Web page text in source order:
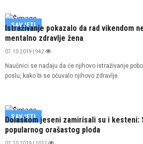
SAVJETI
Istraživanje pokazalo da rad vikendom
mentalno zdravlje žena
07.10.2019 | 942
Naučnici se nadaju da će njihovo istraživanje
poslu, kako bi se očuvalo njihovo zdravlje.
SAVJETI
Dolaskom jeseni zamirisali su i kesteni:
popularnog orašastog ploda